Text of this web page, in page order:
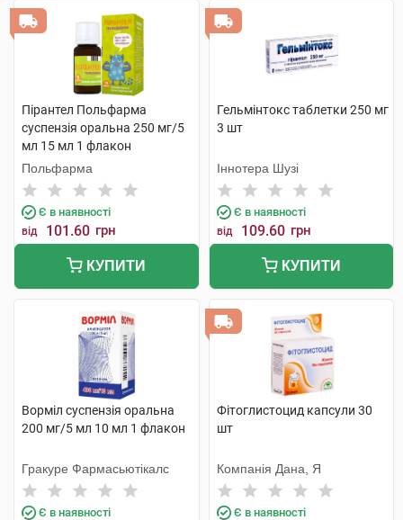
Пірантел Польфарма
суспензія оральна 250 мг/5
мл 15 мл 1 флакон
Польфарма
Є в наявності
від 101.60 грн
КУПИТИ
Гельмінтокс таблетки 250 мг
3 шт
Іннотера Шузі
Є в наявності
від 109.60 грн
КУПИТИ
Ворміл суспензія оральна
200 мг/5 мл 10 мл 1 флакон
Гракуре Фармасьютікалс
Є в наявності
Фітоглистоцид капсули 30
шт
Компанія Дана, Я
Є в наявності